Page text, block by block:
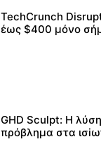
TechCrunch
έως $400 μόνο
GHD Sculpt: Η λύση
πρόβλημα στα